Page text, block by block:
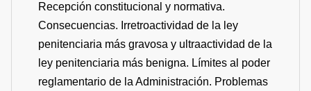
Recepción constitucional y normativa.
Consecuencias. Irretroactividad de la ley
penitenciaria más gravosa y ultraactividad de la
ley penitenciaria más benigna. Límites al poder
reglamentario de la Administración. Problemas